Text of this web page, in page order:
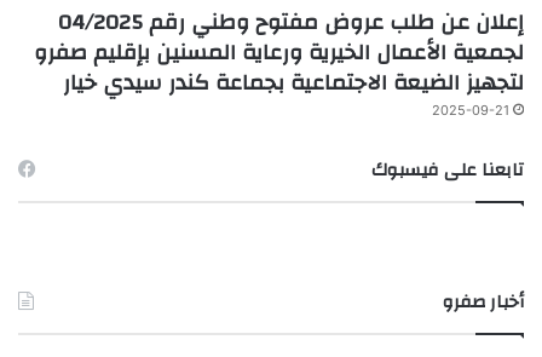
إعلان عن طلب عروض مفتوح وطني رقم 04/2025
لجمعية الأعمال الخيرية ورعاية المسنين بإقليم صفرو
لتجهيز الضيعة الاجتماعية بجماعة كندر سيدي خيار
2025-09-21
تابعنا على فيسبوك
أخبار صفرو